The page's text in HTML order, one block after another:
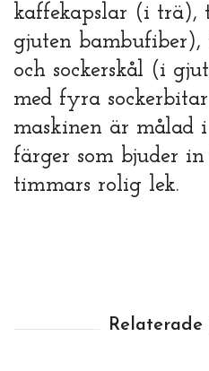
kaffekapslar (i trä),
gjuten
och sockerskål (i
med fyra
maskinen är
färger som bjuder
timmars rolig lek.